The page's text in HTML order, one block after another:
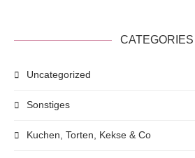
CATEGORIES
Uncategorized
Sonstiges
Kuchen, Torten, Kekse & Co